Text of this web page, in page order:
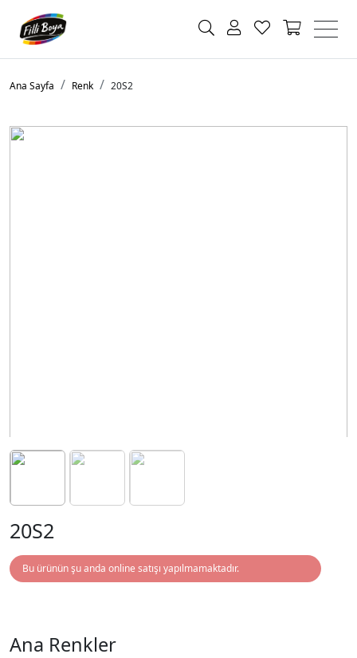
Ana Sayfa Renk 20S2
20S2
Bu ürünün şu anda online satışı yapılmamaktadır.
Ana Renkler